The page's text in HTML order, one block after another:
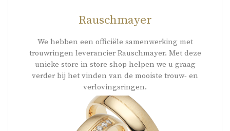
Rauschmayer
We hebben een officiële samenwerking met
trouwringen leverancier Rauschmayer. Met deze
unieke store in store shop helpen we u graag
verder bij het vinden van de mooiste trouw- en
verlovingsringen.